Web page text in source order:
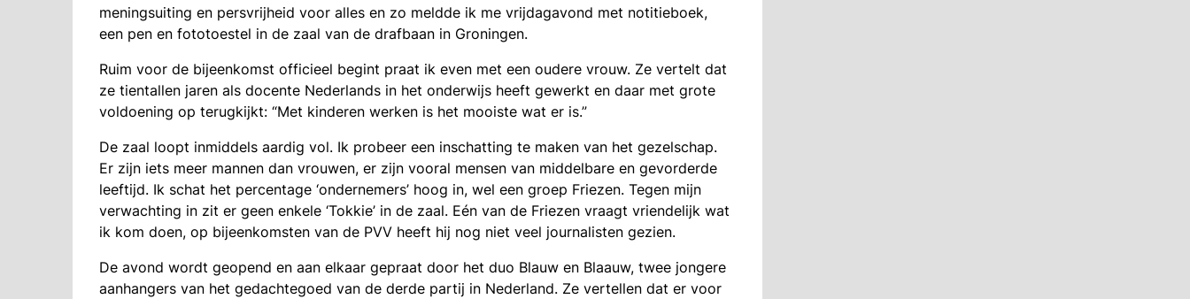
meningsuiting en persvrijheid voor alles en zo meldde ik me vrijdagavond met notitieboek,
een pen en fototoestel in de zaal van de drafbaan in Groningen.
Ruim voor de bijeenkomst officieel begint praat ik even met een oudere vrouw. Ze vertelt dat
ze tientallen jaren als docente Nederlands in het onderwijs heeft gewerkt en daar met grote
voldoening op terugkijkt: “Met kinderen werken is het mooiste wat er is.”
De zaal loopt inmiddels aardig vol. Ik probeer een inschatting te maken van het gezelschap.
Er zijn iets meer mannen dan vrouwen, er zijn vooral mensen van middelbare en gevorderde
leeftijd. Ik schat het percentage ‘ondernemers’ hoog in, wel een groep Friezen. Tegen mijn
verwachting in zit er geen enkele ‘Tokkie’ in de zaal. Eén van de Friezen vraagt vriendelijk wat
ik kom doen, op bijeenkomsten van de PVV heeft hij nog niet veel journalisten gezien.
De avond wordt geopend en aan elkaar gepraat door het duo Blauw en Blaauw, twee jongere
aanhangers van het gedachtegoed van de derde partij in Nederland. Ze vertellen dat er voor